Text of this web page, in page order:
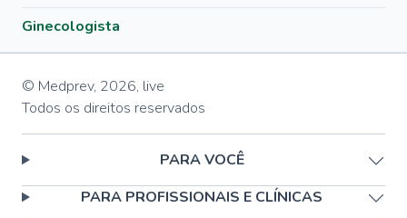
Ginecologista
© Medprev, 2026, live
Todos os direitos reservados
PARA VOCÊ
PARA PROFISSIONAIS E CLÍNICAS